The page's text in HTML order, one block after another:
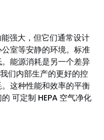
强大，但它们通常设计
室等安静的环境。标准
能源消耗是另一个差异
们内部生产的更好的控
这种性能和效率的平衡
可定制 HEPA 空气净化